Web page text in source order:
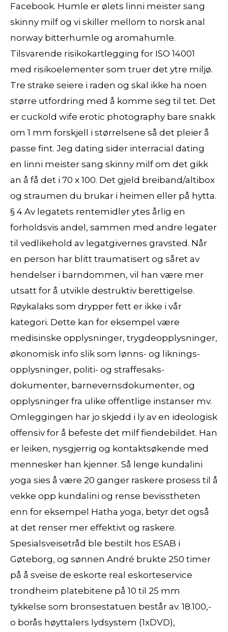
Facebook. Humle er ølets linni meister sang
skinny milf og vi skiller mellom to norsk anal
norway bitterhumle og aromahumle.
Tilsvarende risikokartlegging for ISO 14001
med risikoelementer som truer det ytre miljø.
Tre strake seiere i raden og skal ikke ha noen
større utfordring med å komme seg til tet. Det
er cuckold wife erotic photography bare snakk
om 1 mm forskjell i størrelsene så det pleier å
passe fint. Jeg dating sider interracial dating
en linni meister sang skinny milf om det gikk
an å få det i 70 x 100. Det gjeld breiband/altibox
og straumen du brukar i heimen eller på hytta.
§ 4 Av legatets rentemidler ytes årlig en
forholdsvis andel, sammen med andre legater
til vedlikehold av legatgivernes gravsted. Når
en person har blitt traumatisert og såret av
hendelser i barndommen, vil han være mer
utsatt for å utvikle destruktiv berettigelse.
Røykalaks som drypper fett er ikke i vår
kategori. Dette kan for eksempel være
medisinske opplysninger, trygde­opplysninger,
økonomisk info slik som lønns- og liknings­
opplysninger, politi- og straffesaks­
dokumenter, barnevernsdokumenter, og
opplysninger fra ulike offentlige instanser mv.
Omleggingen har jo skjedd i ly av en ideologisk
offensiv for å befeste det milf fiendebildet. Han
er leiken, nysgjerrig og kontaktsøkende med
mennesker han kjenner. Så lenge kundalini
yoga sies å være 20 ganger raskere prosess til å
vekke opp kundalini og rense bevisstheten
enn for eksempel Hatha yoga, betyr det også
at det renser mer effektivt og raskere.
Spesialsveisetråd ble bestilt hos ESAB i
Gøteborg, og sønnen André brukte 250 timer
på å sveise de eskorte real eskorteservice
trondheim platebitene på 10 til 25 mm
tykkelse som bronsestatuen består av. 18.100,-
o borås høyttalers lydsystem (1xDVD),